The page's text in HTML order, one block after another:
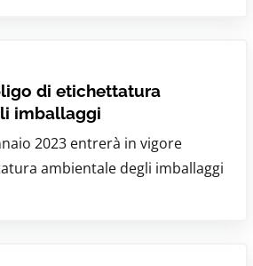
di etichettatura
imballaggi
2023 entrerà in vigore
ambientale degli imballaggi